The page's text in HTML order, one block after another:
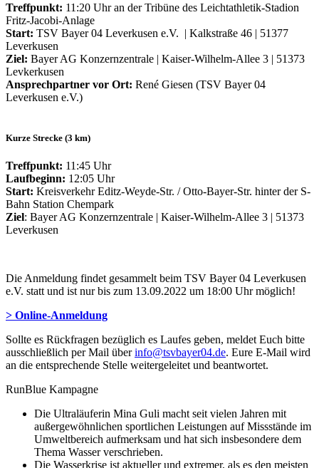
Treffpunkt: 11:20 Uhr an der Tribüne des Leichtathletik-Stadion
Fritz-Jacobi-Anlage
Start: TSV Bayer 04 Leverkusen e.V. | Kalkstraße 46 | 51377
Leverkusen
Ziel: Bayer AG Konzernzentrale | Kaiser-Wilhelm-Allee 3 | 51373
Levkerkusen
Ansprechpartner vor Ort: René Giesen (TSV Bayer 04
Leverkusen e.V.)
Kurze Strecke (3 km)
Treffpunkt: 11:45 Uhr
Laufbeginn: 12:05 Uhr
Start: Kreisverkehr Editz-Weyde-Str. / Otto-Bayer-Str. hinter der S-
Bahn Station Chempark
Ziel: Bayer AG Konzernzentrale | Kaiser-Wilhelm-Allee 3 | 51373
Leverkusen
Die Anmeldung findet gesammelt beim TSV Bayer 04 Leverkusen
e.V. statt und ist nur bis zum 13.09.2022 um 18:00 Uhr möglich!
> Online-Anmeldung
Sollte es Rückfragen bezüglich es Laufes geben, meldet Euch bitte
ausschließlich per Mail überinfo@tsvbayer04.de. Eure E-Mail wird
an die entsprechende Stelle weitergeleitet und beantwortet.
RunBlue Kampagne
Die Ultraläuferin Mina Guli macht seit vielen Jahren mit
außergewöhnlichen sportlichen Leistungen auf Missstände im
Umweltbereich aufmerksam und hat sich insbesondere dem
Thema Wasser verschrieben.
Die Wasserkrise ist aktueller und extremer, als es den meisten